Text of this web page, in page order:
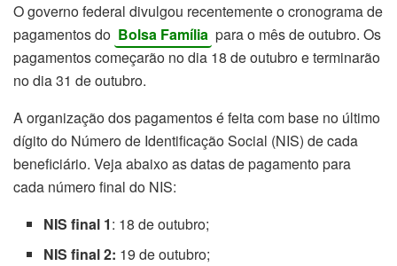
O governo federal divulgou recentemente o cronograma de
pagamentos do Bolsa Família para o mês de outubro. Os
pagamentos começarão no dia 18 de outubro e terminarão
no dia 31 de outubro.
A organização dos pagamentos é feita com base no último
dígito do Número de Identificação Social (NIS) de cada
beneficiário. Veja abaixo as datas de pagamento para
cada número final do NIS:
NIS final 1: 18 de outubro;
NIS final 2: 19 de outubro;